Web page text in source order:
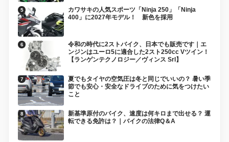
カワサキの人気スポーツ「Ninja 250」「Ninja
400」に2027年モデル！ 新色を採用
令和の時代に2ストバイク、日本でも販売です｜エ
ンジンはユーロ5に適合した2スト250cc Vツイン！
【ランゲンテクノロジー／ヴィンス Srl】
夏でもタイヤの空気圧は冬と同じでいいの？ 暑い季
節でも安心・安全なドライブのために気をつけたい
こと
新基準原付のバイク、速度は何キロまで出せる？ 運
転できる免許は？｜バイクの法律Q＆A